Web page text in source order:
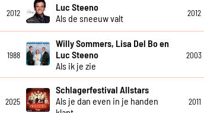
2012
Luc Steeno
Als de sneeuw valt
2012
1988
Willy Sommers, Lisa Del Bo en
Luc Steeno
Als ik je zie
2003
2025
Schlagerfestival Allstars
Als je dan even in je handen
2011